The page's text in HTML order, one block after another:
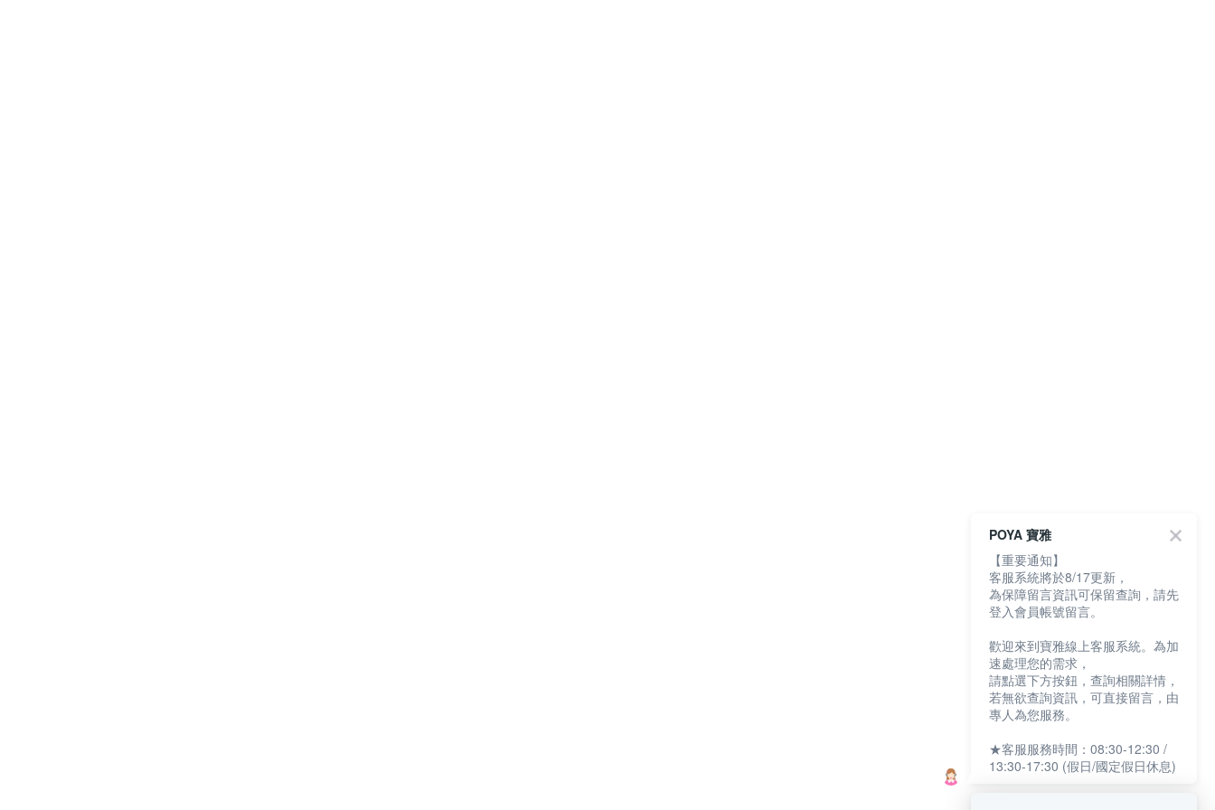
POYA 寶雅
【重要通知】
客服系統將於8/17更新，
為保障留言資訊可保留查詢，請先
登入會員帳號留言。
歡迎來到寶雅線上客服系統。為加
速處理您的需求，
請點選下方按鈕，查詢相關詳情，
若無欲查詢資訊，可直接留言，由
專人為您服務。
★客服服務時間：08:30-12:30 /
13:30-17:30 (假日/國定假日休息)